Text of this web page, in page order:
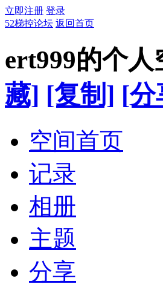
立即注册 登录
52梯控论坛 返回首页
ert999的个人
藏] [复制] [分
空间首页
记录
相册
主题
分享